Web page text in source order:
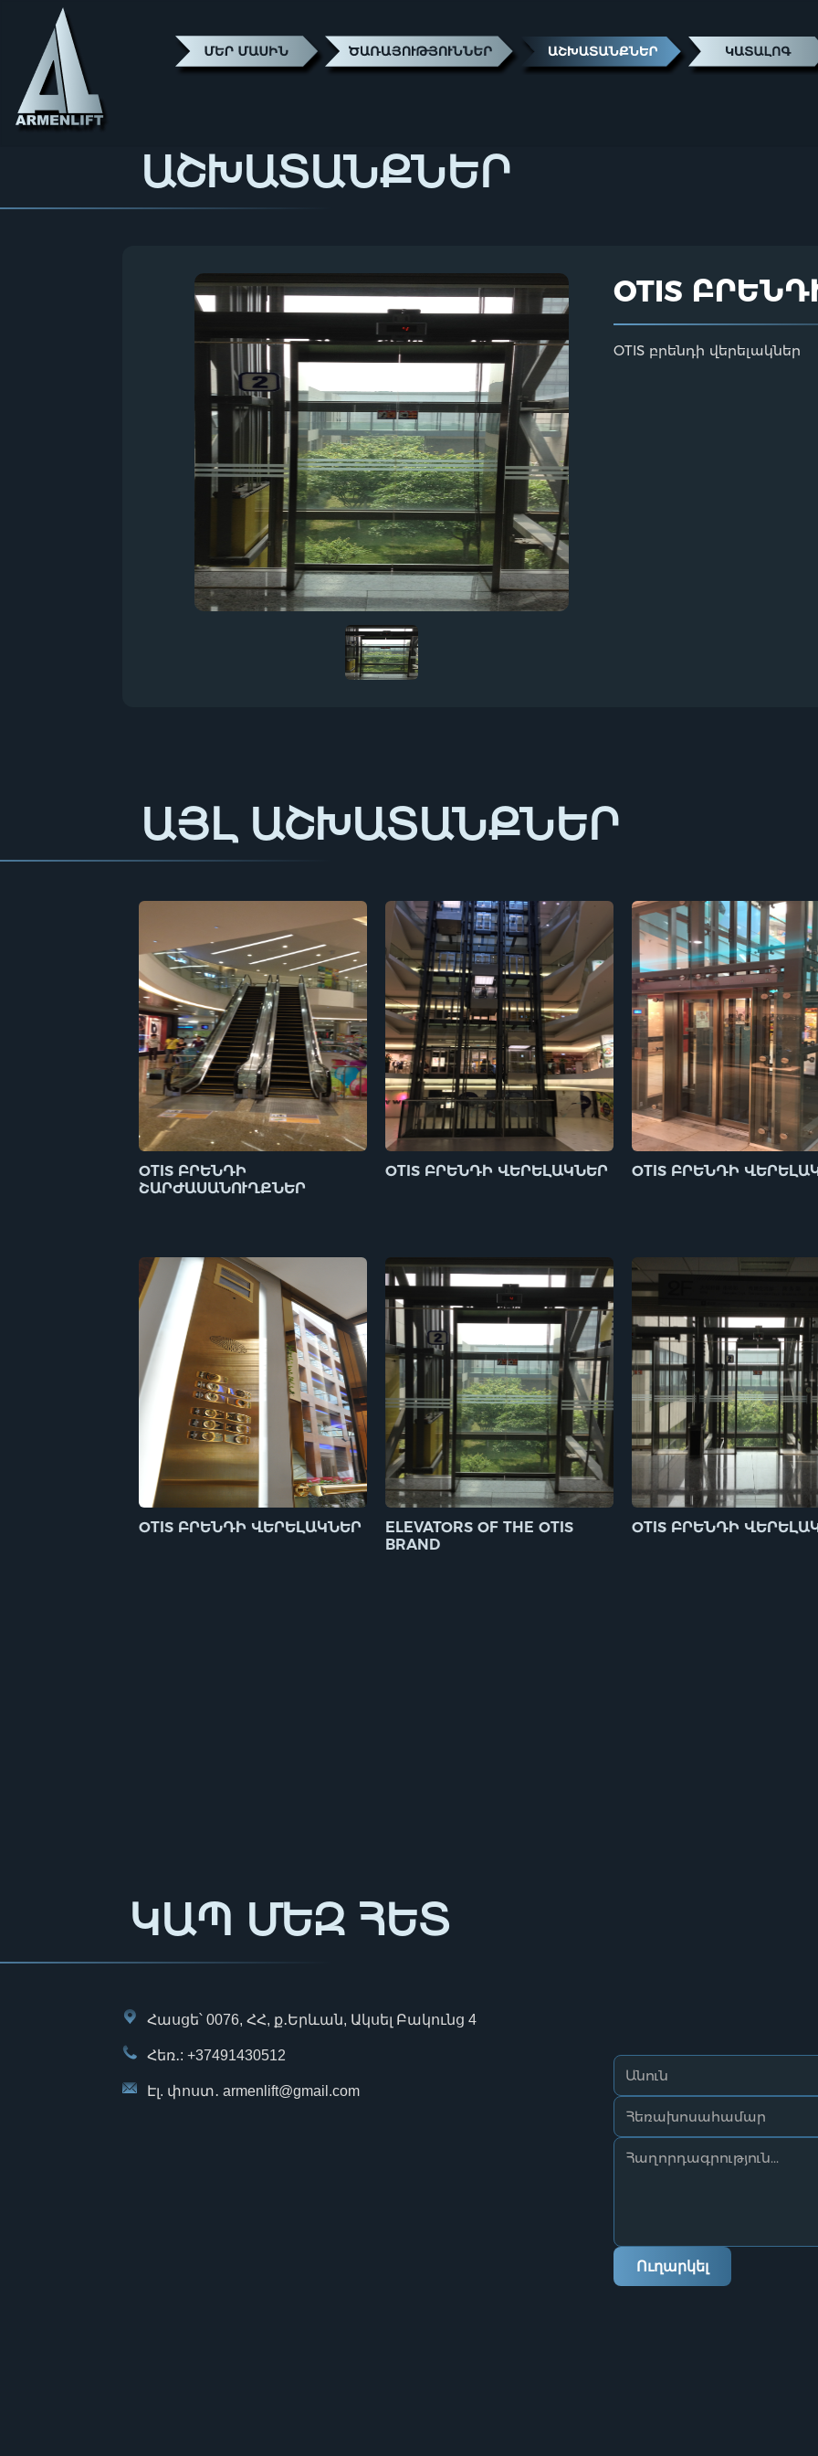
ԱՇԽԱՏԱՆՔՆԵՐ
OTIS
OTIS բրենդի վերելակներ
ԱՅԼ ԱՇԽԱՏԱՆՔՆԵՐ
OTIS ԲՐԵՆԴԻ
ՇԱՐԺԱՍԱՆՈՒՂՔՆԵՐ
OTIS ԲՐԵՆԴԻ ՎԵՐԵԼԱԿՆԵՐ
OTIS ԲՐԵՆԴԻ ՎԵՐԵԼԱԿՆԵՐ
ELEVATORS OF THE OTIS
BRAND
OTIS ԲՐԵՆԴԻ
OTIS ԲՐԵՆԴԻ
ԿԱՊ ՄԵԶ ՀԵՏ
Հասցե՝ 0076, ՀՀ, ք․Երևան, Ակսել Բակունց 4
Հեռ․: +37491430512
Էլ. փոստ․ armenlift@gmail.com
Ուղարկել